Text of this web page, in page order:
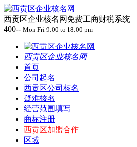
西贡区企业核名网免费工商财税系统
400-- Mon-Fri 9:00 to 18:00 pm
西贡区企业核名网
首页
公司起名
西贡区公司核名
疑难核名
经营范围填写
商标注册
西贡区加盟合作
区域